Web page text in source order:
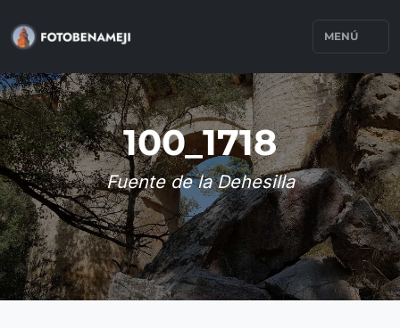
MENÚ
100_1718
Fuente de la Dehesilla